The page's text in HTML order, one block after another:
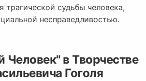
трагической судьбы человека,
несправедливостью.
Человек" в Творчестве
Гоголя